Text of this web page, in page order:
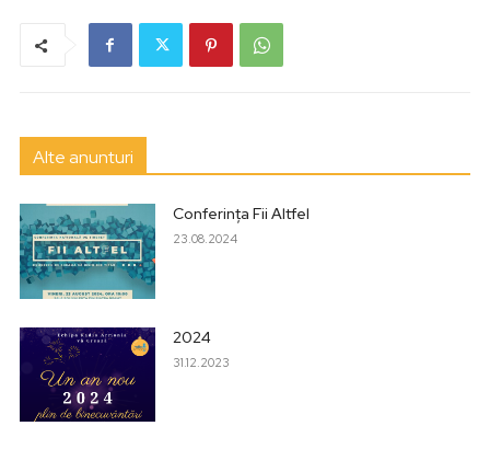
Alte anunturi
Conferința Fii Altfel
23.08.2024
2024
31.12.2023